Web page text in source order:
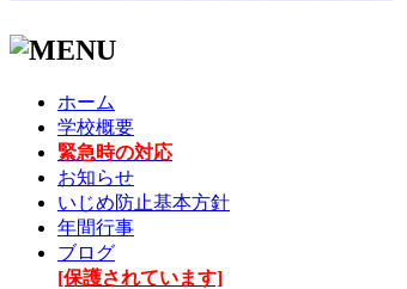
ホーム
学校概要
緊急時の対応
お知らせ
いじめ防止基本方針
年間行事
ブログ
[保護されています]